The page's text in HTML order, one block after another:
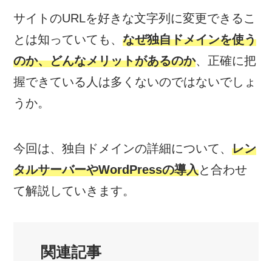
サイトのURLを好きな文字列に変更できるこ
とは知っていても、なぜ独自ドメインを使う
のか、どんなメリットがあるのか、正確に把
握できている人は多くないのではないでしょ
うか。
今回は、独自ドメインの詳細について、レン
タルサーバーやWordPressの導入と合わせ
て解説していきます。
関連記事